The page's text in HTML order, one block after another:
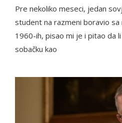
Pre nekoliko meseci, jedan
student na razmeni boravio sa
1960-ih, pisao mi je i pitao da
sobačku kao